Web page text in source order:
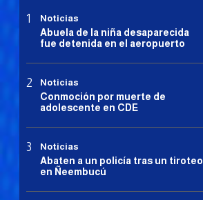
Noticias
Abuela de la niña desaparecida
fue detenida en el aeropuerto
Noticias
Conmoción por muerte de
adolescente en CDE
Noticias
Abaten a un policía tras un tiroteo
en Ñeembucú